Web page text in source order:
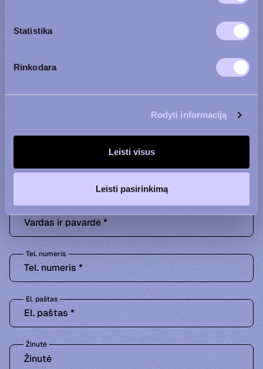
Statistika
Rinkodara
Rodyti informaciją
Leisti visus
Leisti pasirinkimą
Agata
+370 656 39 742
Vardas ir pavardė
Tel. numeris
El. paštas
Žinutė